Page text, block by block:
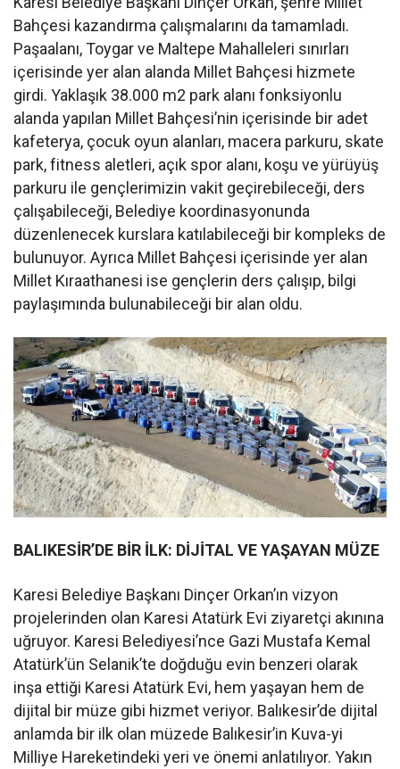
Bahçesi kazandırma çalışmalarını da tamamladı.
Paşaalanı, Toygar ve Maltepe Mahalleleri sınırları
içerisinde yer alan alanda Millet Bahçesi hizmete
girdi. Yaklaşık 38.000 m2 park alanı fonksiyonlu
alanda yapılan Millet Bahçesi’nin içerisinde bir adet
kafeterya, çocuk oyun alanları, macera parkuru, skate
park, fitness aletleri, açık spor alanı, koşu ve yürüyüş
parkuru ile gençlerimizin vakit geçirebileceği, ders
çalışabileceği, Belediye koordinasyonunda
düzenlenecek kurslara katılabileceği bir kompleks de
bulunuyor. Ayrıca Millet Bahçesi içerisinde yer alan
Millet Kıraathanesi ise gençlerin ders çalışıp, bilgi
paylaşımında bulunabileceği bir alan oldu.
BALIKESİR’DE BİR İLK: DİJİTAL VE YAŞAYAN MÜZE
Karesi Belediye Başkanı Dinçer Orkan’ın vizyon
projelerinden olan Karesi Atatürk Evi ziyaretçi akınına
uğruyor. Karesi Belediyesi’nce Gazi Mustafa Kemal
Atatürk’ün Selanik’te doğduğu evin benzeri olarak
inşa ettiği Karesi Atatürk Evi, hem yaşayan hem de
dijital bir müze gibi hizmet veriyor. Balıkesir’de dijital
anlamda bir ilk olan müzede Balıkesir’in Kuva-yi
Milliye Hareketindeki yeri ve önemi anlatılıyor. Yakın